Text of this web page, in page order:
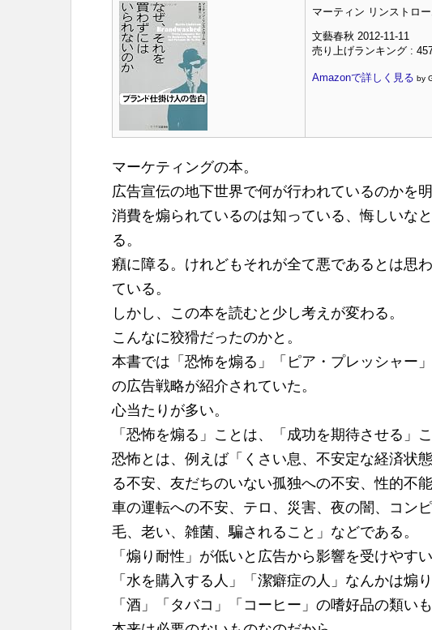
マーティン リンストロ
文藝春秋 2012-11-11
売り上げランキング :
Amazonで詳しく見る by
マーケティングの本。
広告宣伝の地下世界で何が行われているのかを
消費を煽られているのは知っている、悔しいな
る。
癪に障る。けれどもそれが全て悪であるとは思
ている。
しかし、この本を読むと少し考えが変わる。
こんなに狡猾だったのかと。
本書では「恐怖を煽る」「ピア・プレッシャー
の広告戦略が紹介されていた。
心当たりが多い。
「恐怖を煽る」ことは、「成功を期待させる」
恐怖とは、例えば「くさい息、不安定な経済状
る不安、友だちのいない孤独への不安、性的不
車の運転への不安、テロ、災害、夜の闇、コン
毛、老い、雑菌、騙されること」などである。
「煽り耐性」が低いと広告から影響を受けやすい
「水を購入する人」「潔癖症の人」なんかは煽
「酒」「タバコ」「コーヒー」の嗜好品の類い